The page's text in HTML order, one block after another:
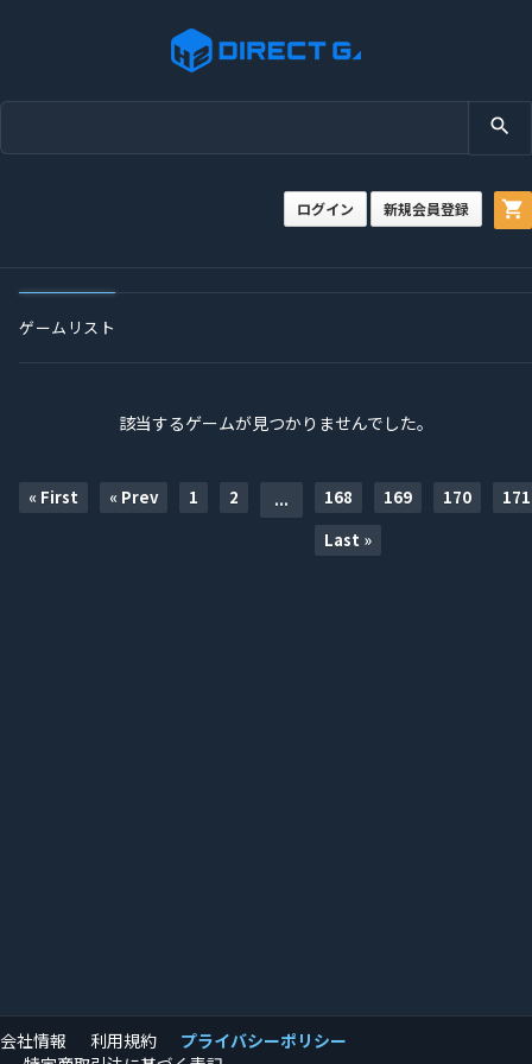
search
shopping_cart
ログイン 新規会員登録
ゲームリスト
該当するゲームが見つかりませんでした。
« First « Prev 1 2 ... 168 169 170
171
Last »
会社情報 利用規約
プライバシーポリシー